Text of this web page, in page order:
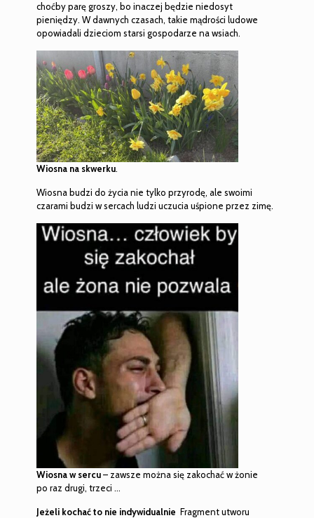
choćby parę groszy, bo inaczej będzie niedosyt
pieniędzy. W dawnych czasach, takie mądrości ludowe
opowiadali dzieciom starsi gospodarze na wsiach.
Wiosna na skwerku.
Wiosna budzi do życia nie tylko przyrodę, ale swoimi
czarami budzi w sercach ludzi uczucia uśpione przez zimę.
Wiosna w sercu– zawsze można się zakochać w żonie
po raz drugi, trzeci …
Jeżeli kochać to nie indywidualnie Fragment utworu